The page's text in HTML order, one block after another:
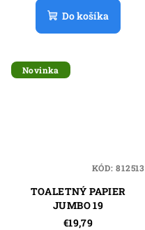
Do košíka
Novinka
TOALETNÝ PAPIER
JUMBO 19
€19,79
KÓD:812513